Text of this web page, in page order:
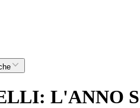
L'ANNO